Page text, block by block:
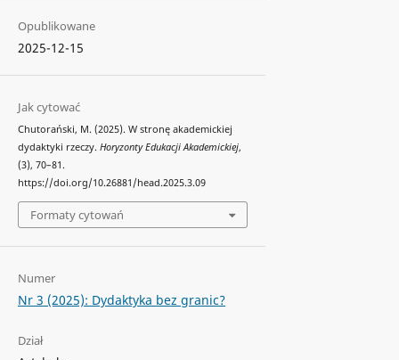
Opublikowane
2025-12-15
Jak cytować
Chutorański, M. (2025). W stronę akademickiej
dydaktyki rzeczy. Horyzonty Edukacji Akademickiej,
(3), 70–81.
https://doi.org/10.26881/head.2025.3.09
Formaty cytowań
Numer
Nr 3 (2025): Dydaktyka bez granic?
Dział